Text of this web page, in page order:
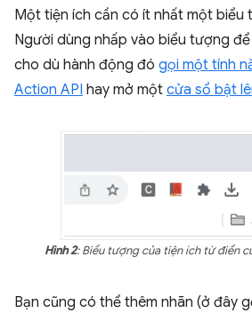
Một tiện ích cần có ít nhất một biểu
Người dùng nhấp vào biểu tượng
cho dù hành động đó gọi một tính
Action API hay mở một cửa sổ bật
Hình 2: Biểu tượng của tiện ích từ điển
Bạn cũng có thể thêm nhãn (ở đây